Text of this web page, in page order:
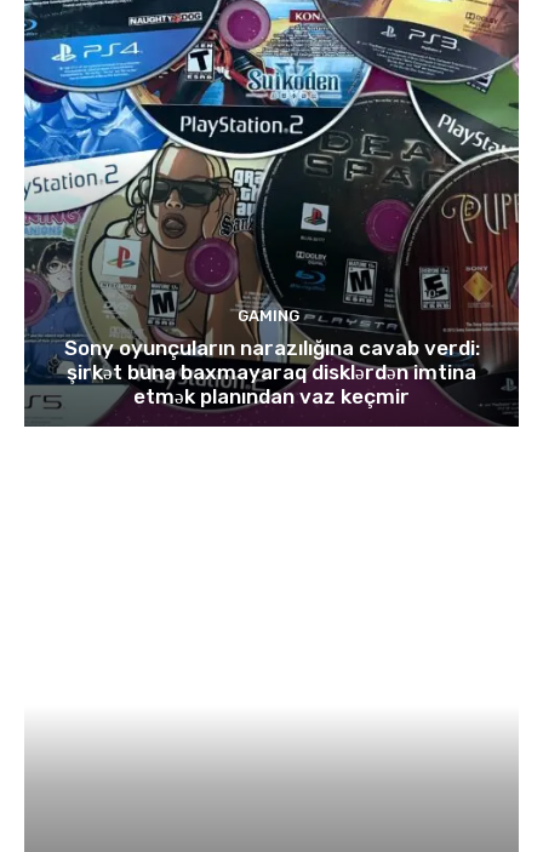
GAMING
Sony oyunçuların narazılığına cavab verdi:
şirkət buna baxmayaraq disklərdən imtina
etmək planından vaz keçmir